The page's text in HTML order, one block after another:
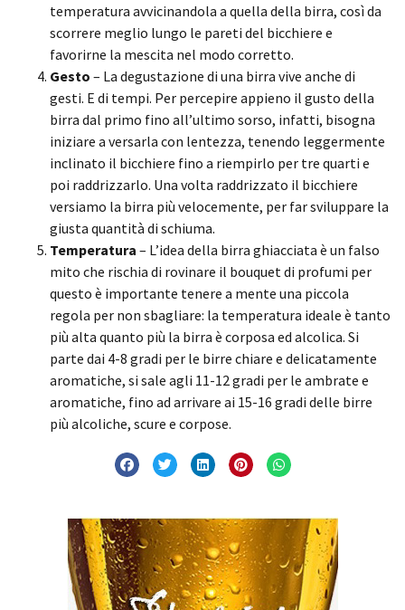
temperatura avvicinandola a quella della birra, così da
scorrere meglio lungo le pareti del bicchiere e
favorirne la mescita nel modo corretto.
Gesto – La degustazione di una birra vive anche di
gesti. E di tempi. Per percepire appieno il gusto della
birra dal primo fino all’ultimo sorso, infatti, bisogna
iniziare a versarla con lentezza, tenendo leggermente
inclinato il bicchiere fino a riempirlo per tre quarti e
poi raddrizzarlo. Una volta raddrizzato il bicchiere
versiamo la birra più velocemente, per far sviluppare la
giusta quantità di schiuma.
Temperatura – L’idea della birra ghiacciata è un falso
mito che rischia di rovinare il bouquet di profumi per
questo è importante tenere a mente una piccola
regola per non sbagliare: la temperatura ideale è tanto
più alta quanto più la birra è corposa ed alcolica. Si
parte dai 4-8 gradi per le birre chiare e delicatamente
aromatiche, si sale agli 11-12 gradi per le ambrate e
aromatiche, fino ad arrivare ai 15-16 gradi delle birre
più alcoliche, scure e corpose.